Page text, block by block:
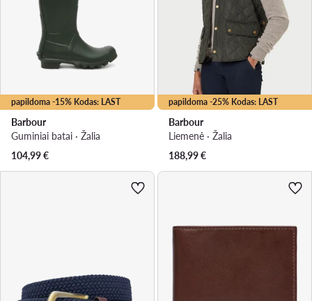
papildoma -15% Kodas: LAST
Barbour
Guminiai batai · Žalia
104,99€
papildoma -25% Kodas: LAST
Barbour
Liemenė · Žalia
188,99€